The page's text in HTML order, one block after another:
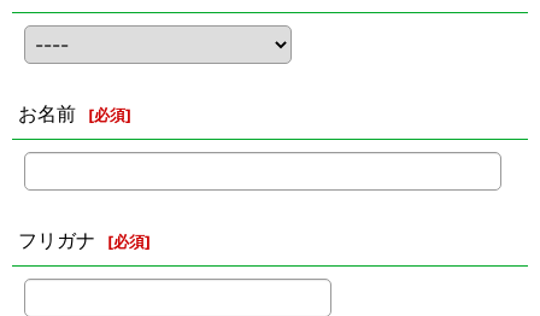
お名前 [必須]
フリガナ [必須]